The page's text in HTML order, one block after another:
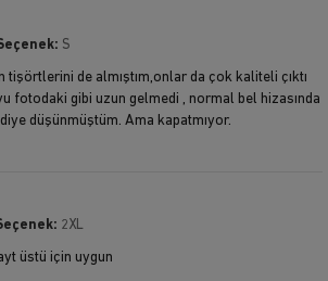
S
tişörtlerini de almıştım,onlar da çok kaliteli çıktı
fotodaki gibi uzun gelmedi , normal bel hizasında
düşünmüştüm. Ama kapatmıyor.
2XL
üstü için uygun